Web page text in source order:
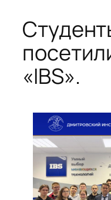
«IBS».